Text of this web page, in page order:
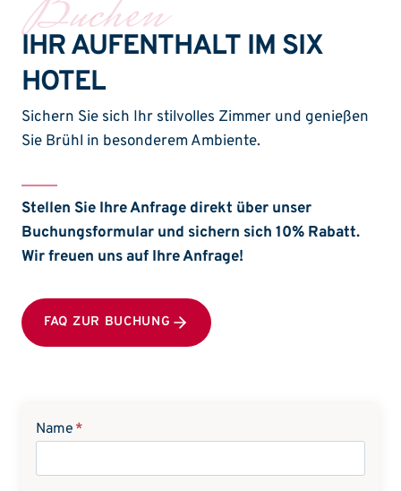
Name *
IHR AUFENTHALT IM SIX
HOTEL
Sichern Sie sich Ihr stilvolles Zimmer und genießen
Sie Brühl in besonderem Ambiente.
Stellen Sie Ihre Anfrage direkt über unser
Buchungsformular und sichern sich 10% Rabatt.
Wir freuen uns auf Ihre Anfrage!
FAQ ZUR BUCHUNG